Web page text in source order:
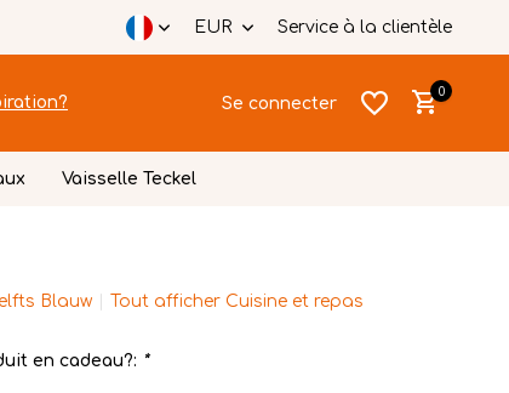
EUR Service à la clientèle
Se connecter
0
Vaisselle Teckel
Blauw Tout afficher Cuisine et repas
en cadeau?: *